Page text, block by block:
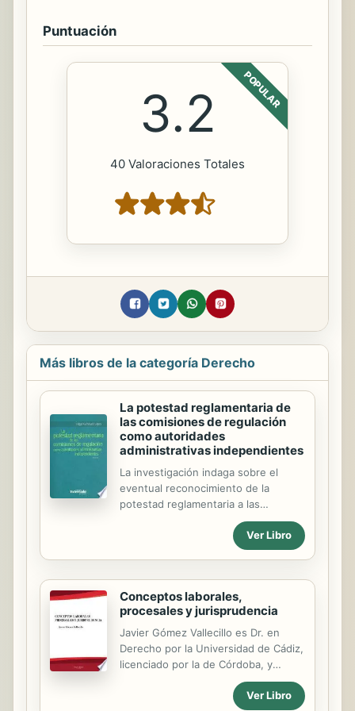
Puntuación
POPULAR
3.2
40 Valoraciones Totales
Más libros de la categoría Derecho
La potestad reglamentaria de
las comisiones de regulación
como autoridades
administrativas independientes
La investigación indaga sobre el
eventual reconocimiento de la
potestad reglamentaria a las
comisiones de regulación en los
servicios públicos domiciliarios y de
telecomunicaciones y sobre el
alcance y contenido. Para ello hay
que partir del análisis de las
controversias surgidas en la doctrina
y en la jurisprudencia, controversias
debidas en buena parte a la
ambigüedad del concepto y
regulación, así como del contenido y
Ver Libro
Conceptos laborales,
procesales y jurisprudencia
Javier Gómez Vallecillo es Dr. en
Derecho por la Universidad de Cádiz,
licenciado por la de Córdoba, y
Graduado Social por la de Granada.
Ha sido Director y profesor de la
Ver Libro